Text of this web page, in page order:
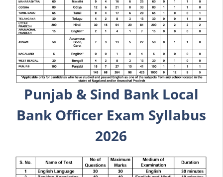
Punjab & Sind BankLocal
Bank Officer Exam Syllabus
2026